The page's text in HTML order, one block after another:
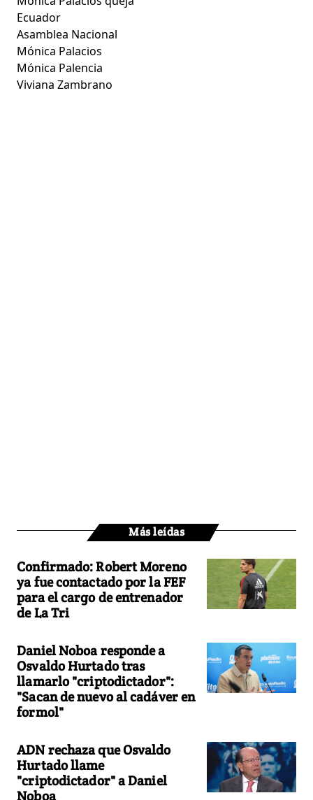
Ecuador
Asamblea Nacional
Mónica Palacios
Mónica Palencia
Viviana Zambrano
Más leídas
Confirmado: Robert Moreno
ya fue contactado por la FEF
para el cargo de entrenador
de La Tri
Daniel Noboa responde a
Osvaldo Hurtado tras
llamarlo "criptodictador":
"Sacan de nuevo al cadáver en
formol"
ADN rechaza que Osvaldo
Hurtado llame
"criptodictador" a Daniel
Noboa